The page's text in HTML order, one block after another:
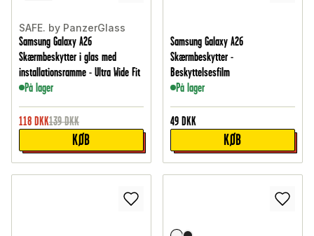
SAFE. by PanzerGlass
Samsung Galaxy A26
Skærmbeskytter i glas med
installationsramme - Ultra Wide Fit
På lager
118 DKK139 DKK
KØB
Samsung Galaxy A26
Skærmbeskytter -
Beskyttelsesfilm
På lager
49 DKK
KØB